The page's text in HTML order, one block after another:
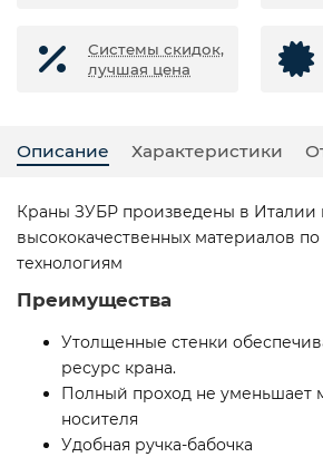
Системы скидок,
лучшая цена
Описание Характеристики
Краны ЗУБР произведены в Италии
высококачественных материалов
технологиям
Преимущества
Утолщенные стенки
ресурс крана.
Полный проход не уменьшает
носителя
Удобная ручка-бабочка